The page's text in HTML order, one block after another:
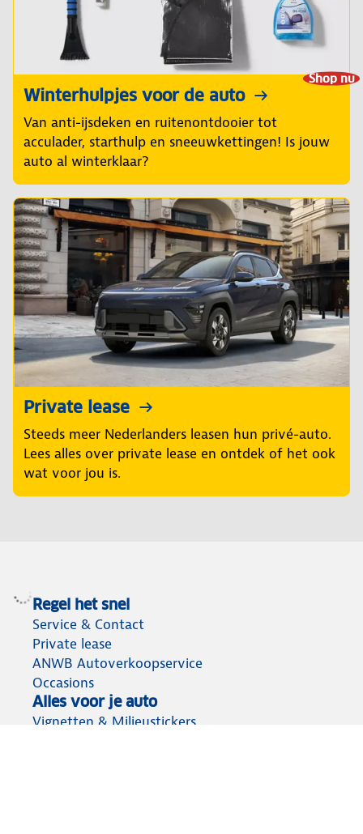
Shop nu
Winterhulpjes voor de auto
Van anti-ijsdeken en ruitenontdooier tot
acculader, starthulp en sneeuwkettingen! Is jouw
auto al winterklaar?
Private lease
Steeds meer Nederlanders leasen hun privé-auto.
Lees alles over private lease en ontdek of het ook
wat voor jou is.
Regel het snel
Service & Contact
Private lease
ANWB Autoverkoopservice
Occasions
Alles voor je auto
Vignetten & Milieustickers